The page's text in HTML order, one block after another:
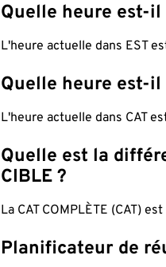
Quelle heure est-il
L'heure actuelle dans EST
Quelle heure est-il
L'heure actuelle dans CAT
Quelle est la
CIBLE ?
La CAT COMPLÈTE (CAT)
Planificateur de